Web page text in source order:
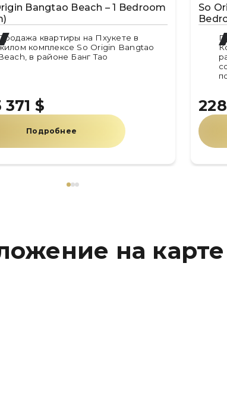
Bangtao Beach – 1 Bedroom
квартиры на Пхукете в
комплексе So Origin Bangtao
в районе Банг Тао
371 $
Подробнее
So
на карте